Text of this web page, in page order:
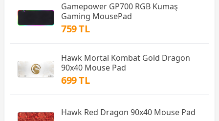
Gamepower GP700 RGB Kumaş
Gaming MousePad
759 TL
Hawk Mortal Kombat Gold Dragon
90x40 Mouse Pad
699 TL
Hawk Red Dragon 90x40 Mouse Pad